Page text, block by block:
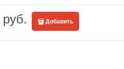
Добавить